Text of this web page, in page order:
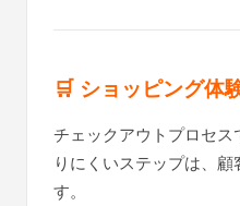
🛒 ショッピング体
チェックアウトプロセ
りにくいステップは、
す。